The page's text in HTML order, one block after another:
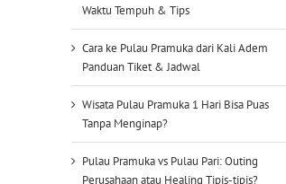
Waktu Tempuh & Tips
Cara ke Pulau Pramuka dari Kali Adem
Panduan Tiket & Jadwal
Wisata Pulau Pramuka 1 Hari Bisa Puas
Tanpa Menginap?
Pulau Pramuka vs Pulau Pari: Outing
Perusahaan atau Healing Tipis-tipis?